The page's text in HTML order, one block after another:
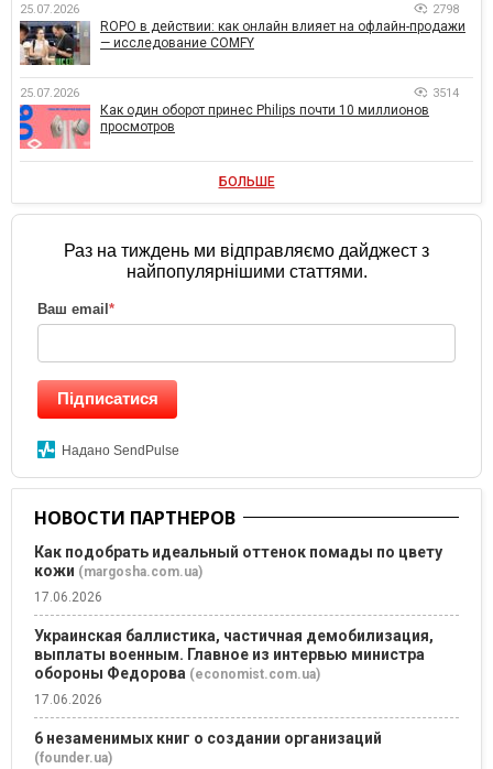
25.07.2026 2798
ROPO в действии: как онлайн влияет на офлайн-продажи
— исследование COMFY
25.07.2026 3514
Как один оборот принес Philips почти 10 миллионов
просмотров
БОЛЬШЕ
Раз на тиждень ми відправляємо дайджест з
найпопулярнішими статтями.
Ваш email*
Підписатися
Надано SendPulse
НОВОСТИ ПАРТНЕРОВ
Как подобрать идеальный оттенок помады по цвету
кожи (margosha.com.ua)
17.06.2026
Украинская баллистика, частичная демобилизация,
выплаты военным. Главное из интервью министра
обороны Федорова (economist.com.ua)
17.06.2026
6 незаменимых книг о создании организаций
(founder.ua)